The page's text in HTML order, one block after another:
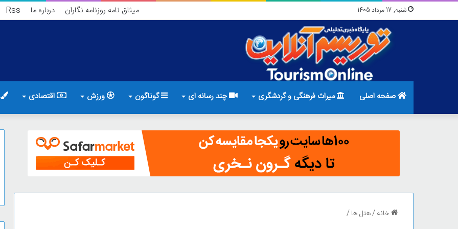
شنبه, 17 مرداد 1405 میثاق نامه روزنامه نگاران درباره ما Rss
صفحه اصلی میراث فرهنگی و گردشگری چند رسانه ای گوناگون ورزش اقتصادی
خانه/هتل ها/